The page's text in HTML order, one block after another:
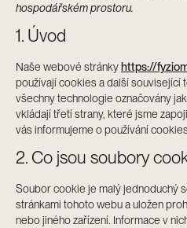
hospodářském prostoru.
1. Úvod
Naše webové stránkyhttps://
používají cookies a další související
všechny technologie označovány
vkládají třetí strany, které jsme
vás informujeme o používání
2. Co jsou soubory
Soubor cookie je malý jednoduchý
stránkami tohoto webu a uložen
nebo jiného zařízení. Informace v